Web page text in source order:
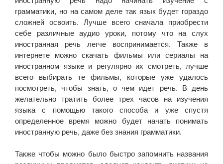
грамматики, но на самом деле так язык будет гораздо
сложней освоить. Лучше всего сначала приобрести
себе различные аудио уроки, потому что на слух
иностранная речь легче воспринимается. Также в
интернете можно скачать фильмы или сериалы на
иностранном языке и регулярно их смотреть, лучше
всего выбирать те фильмы, которые уже удалось
посмотреть, чтобы знать, о чем идет речь. В день
желательно тратить более трех часов на изучения
языка с помощью такого способа и уже спустя
определенное время можно будет начать понимать
иностранную речь, даже без знания грамматики.
Также чтобы можно было быстро запомнить названия